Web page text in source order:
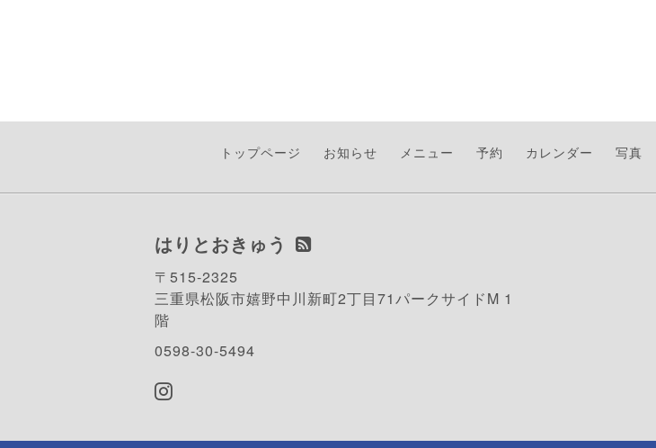
トップページ お知らせ メニュー 予約 カレンダー 写真
はりとおきゅう
〒515-2325
三重県松阪市嬉野中川新町2丁目71パークサイドM 1
階
0598-30-5494